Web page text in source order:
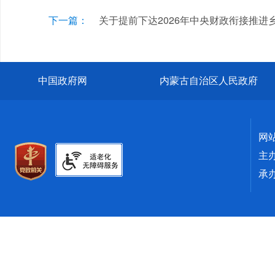
下一篇： 关于提前下达2026年中央财政衔接推进
中国政府网 内蒙古自治区人民政府
网
主
承